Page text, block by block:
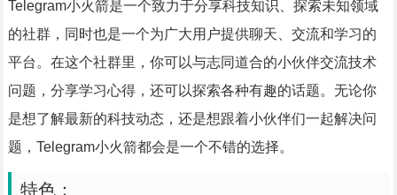
Telegram小火箭是一个致力于分享科技知识、探索未知领域
的社群，同时也是一个为广大用户提供聊天、交流和学习的
平台。在这个社群里，你可以与志同道合的小伙伴交流技术
问题，分享学习心得，还可以探索各种有趣的话题。无论你
是想了解最新的科技动态，还是想跟着小伙伴们一起解决问
题，Telegram小火箭都会是一个不错的选择。
特色：